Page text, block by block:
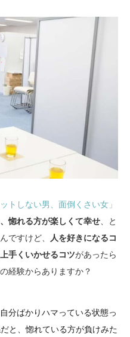
ットしない男、面倒くさい女」
惚れる方が楽しくて幸せ 、と
ですけど、
人を好きになるコ
手くいかせるコツがあったら
経験からありますか？
自分ばかりハマっている状態っ
と、惚れている方が負けみた